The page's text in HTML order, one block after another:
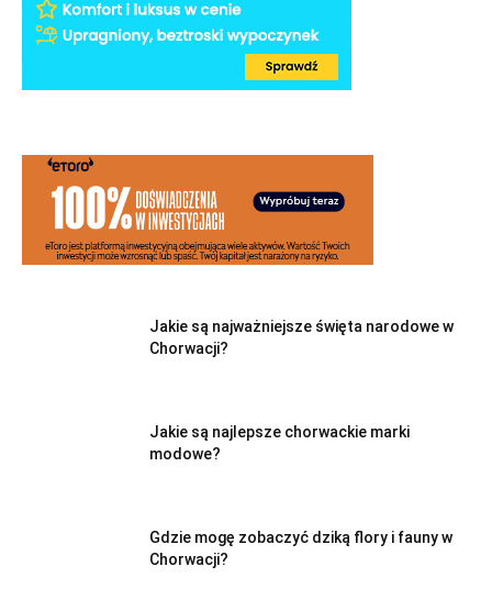
Jakie są najważniejsze święta narodowe w
Chorwacji?
Jakie są najlepsze chorwackie marki
modowe?
Gdzie mogę zobaczyć dziką flory i fauny w
Chorwacji?